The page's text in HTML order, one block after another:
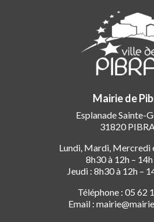
Mairie de
Esplanade Sainte-
31820
Lundi, Mardi, Mercredi
8h30 à 12h –
Jeudi : 8h30 à 12h –
Téléphone : 05 62
Email :